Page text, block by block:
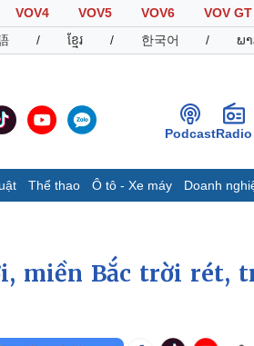
VOV4 VOV5 VOV6
VOV GT
/ ខ្មែរ / 한국어 / ພ
PodcastRadio
Thể thao Ô tô - Xe máy Doanh
Ảnh
E-Magazine
miền Bắc trời rét,